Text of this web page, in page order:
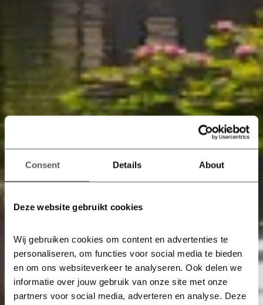
Consent Details About
Deze website gebruikt cookies
Wij gebruiken cookies om content en advertenties te
personaliseren, om functies voor social media te bieden
en om ons websiteverkeer te analyseren. Ook delen we
informatie over jouw gebruik van onze site met onze
partners voor social media, adverteren en analyse. Deze